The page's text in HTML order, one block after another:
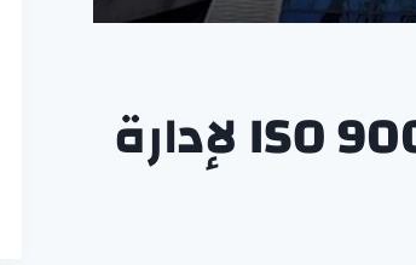
بنك بوبيان يحصل على شهادة ISO 9001 لإدارة